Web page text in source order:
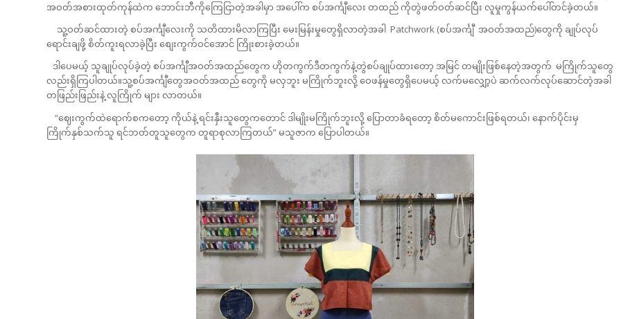
အဝတ်အစားထုတ်ကုန်ထဲက ဘောင်းဘီကိုကြေငြာတဲ့အခါမှာ အပေါ်က စပ်အင်္ကျီလေး တထည် ကိုတွဲဖတ်ဝတ်ဆင်ပြီး လူမှုကွန်ယက်ပေါ်တင်ခဲ့တယ်။
သူ့ဝတ်ဆင်ထားတဲ့ စပ်အင်္ကျီလေးကို သတိထားမိလာကြပြီး မေးမြန်းမှုတွေရှိလာတဲ့အခါ Patchwork (စပ်အင်္ကျီ အဝတ်အထည်)တွေကို ချုပ်လုပ်
ရောင်းချဖို့ စိတ်ကူးရလာခဲ့ပြီး စျေးကွက်ဝင်အောင် ကြိုးစားခဲ့တယ်။
ဒါပေမယ့် သူချုပ်လုပ်ခဲ့တဲ့ စပ်အင်္ကျီအဝတ်အထည်တွေက ဟိုတကွက်ဒီတကွက်နဲ့တွဲစပ်ချုပ်ထားတော့ အမြင် တမျိုးဖြစ်နေတဲ့အတွက် မကြိုက်သူတွေ
လည်းရှိကြပါတယ်။သူ့စပ်အင်္ကျီတွေအဝတ်အထည် တွေကို မလှဘူး မကြိုက်ဘူးလို့ ဝေဖန်မှုတွေရှိပေမယ့် လက်မလျှော့ပဲ ဆက်လက်လုပ်ဆောင်တဲ့အခါ
တဖြည်းဖြည်းနဲ့ လူကြိုက် များ လာတယ်။
“ဈေးကွက်ထဲရောက်စကတော့ ကိုယ်နဲ့ ရင်းနှီးသူတွေကတောင် ဒါမျိုးမကြိုက်ဘူးလို့ ပြောတာခံရတော့ စိတ်မကောင်းဖြစ်ရတယ်၊ နောက်ပိုင်းမှ
ကြိုက်နှစ်သက်သူ ရင်ဘတ်တူသူတွေက တူရာစုလာကြတယ်” မသူဇာက ပြောပါတယ်။